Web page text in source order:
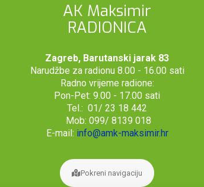
AK Maksimir
RADIONICA
Zagreb, Barutanski jarak 83
Narudžbe za radionu 8.00 - 16.00 sati
Radno vrijeme radione:
Pon-Pet: 9.00 - 17.00 sati
Tel.: 01/ 23 18 442
Mob: 099/ 8139 018
E-mail: info@amk-maksimir.hr
Pokreni navigaciju